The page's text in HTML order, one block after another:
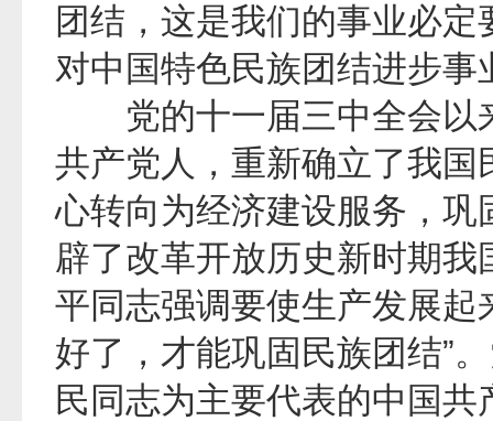
团结，这是我们的事业必
对中国特色民族团结进步
党的十一届三中全会以
共产党人，重新确立了我
心转向为经济建设服务，
辟了改革开放历史新时期
平同志强调要使生产发展起
好了，才能巩固民族团结”
民同志为主要代表的中国